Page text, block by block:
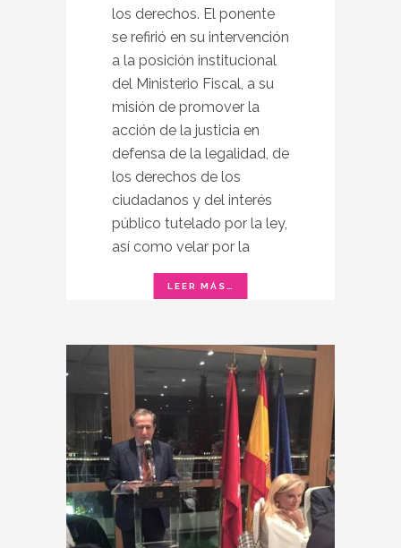
los derechos. El ponente
se refirió en su intervención
a la posición institucional
del Ministerio Fiscal, a su
misión de promover la
acción de la justicia en
defensa de la legalidad, de
los derechos de los
ciudadanos y del interés
público tutelado por la ley,
así como velar por la